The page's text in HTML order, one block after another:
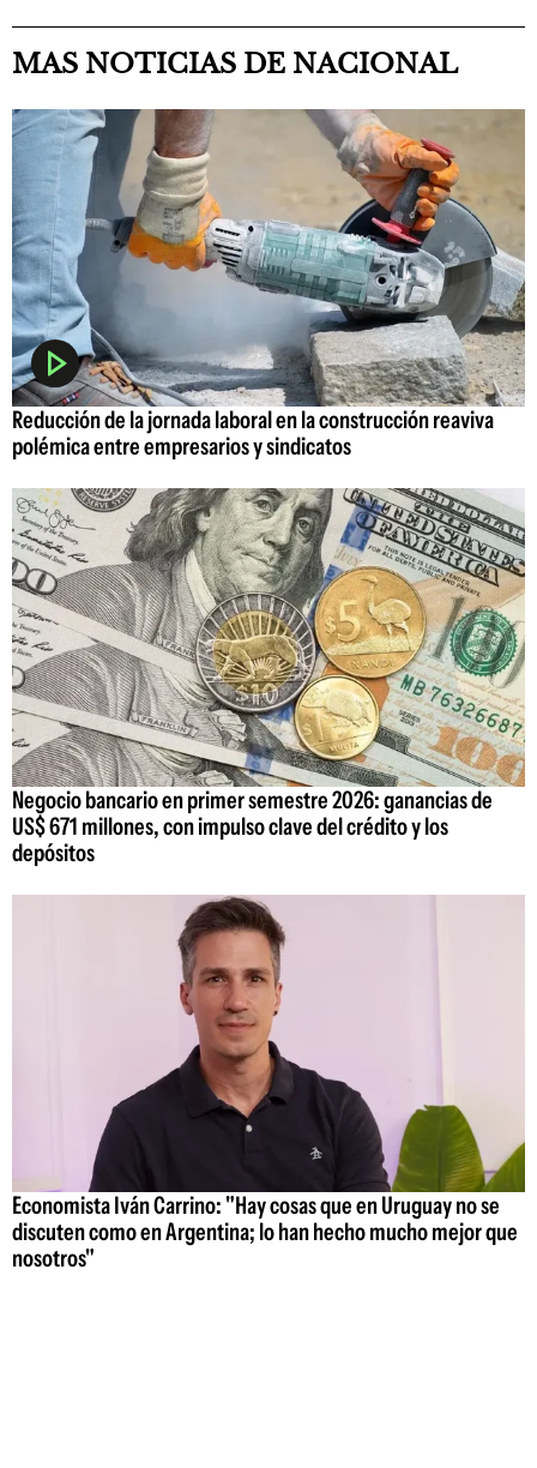
MAS NOTICIAS DE NACIONAL
Reducción de la jornada laboral en la construcción reaviva
polémica entre empresarios y sindicatos
Negocio bancario en primer semestre 2026: ganancias de
US$ 671 millones, con impulso clave del crédito y los
depósitos
Economista Iván Carrino: "Hay cosas que en Uruguay no se
discuten como en Argentina; lo han hecho mucho mejor que
nosotros"